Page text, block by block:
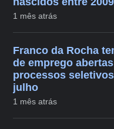
1 mês atrás
Franco da Rocha
de emprego
processos
julho
1 mês atrás